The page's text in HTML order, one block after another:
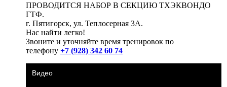
ПРОВОДИТСЯ НАБОР В СЕКЦИЮ ТХЭКВОНДО
ГТФ.
г. Пятигорск, ул. Теплосерная 3А.
Нас найти легко!
Звоните и уточняйте время тренировок по
телефону +7 (928) 342 60 74